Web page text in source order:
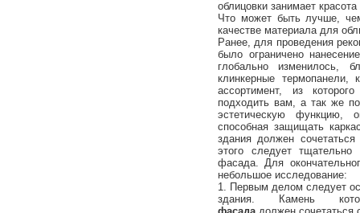
облицовки занимает
Что может быть лучше,
качестве материала для
Ранее, для проведения
было ограничено
глобально изменилось,
клинкерные термопанели,
ассортимент, из
подходить вам, а так же
эстетическую
способная защищать
здания должен
этого следует
фасада. Для
небольшое исследование:
1. Первым делом следует
здания. Камень